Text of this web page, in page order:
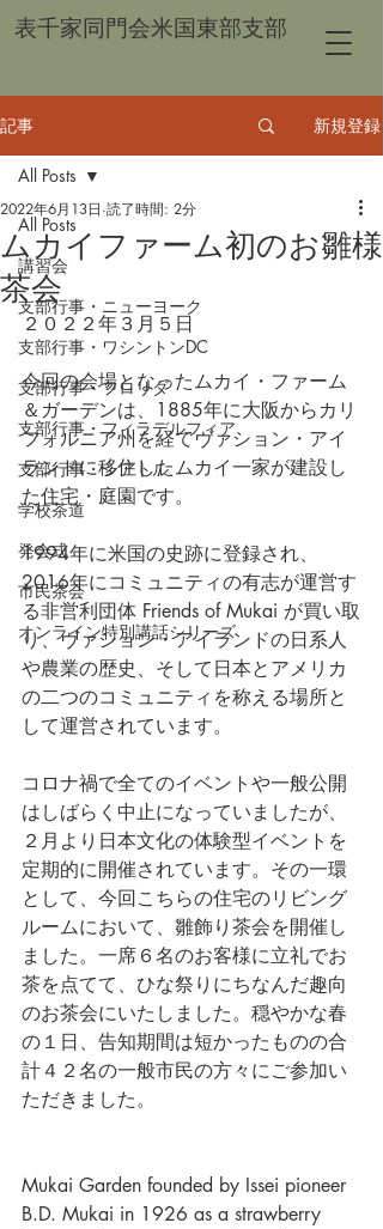
表千家同門会米国東部支部
記事 新規登録
All Posts
講習会
支部行事・ニューヨーク
支部行事・ワシントンDC
支部行事・フロリダ
支部行事・フィラデルフィア
支部行事・シアトル
学校茶道
発会式
市民茶会
オンライン特別講話シリーズ
All Posts
ムカイファーム初のお雛様
茶会
2022年6月13日 読了時間: 2分
２０２２年３月５日
今回の会場となったムカイ・ファーム
＆ガーデンは、1885年に大阪からカリ
フォルニア州を経てヴァション・アイ
ランドに移住したムカイ一家が建設し
た住宅・庭園です。
1994年に米国の史跡に登録され、
2016年にコミュニティの有志が運営す
る非営利団体 Friends of Mukai が買い取
り、ヴァション・アイランドの日系人
や農業の歴史、そして日本とアメリカ
の二つのコミュニティを称える場所と
して運営されています。
コロナ禍で全てのイベントや一般公開
はしばらく中止になっていましたが、
２月より日本文化の体験型イベントを
定期的に開催されています。その一環
として、今回こちらの住宅のリビング
ルームにおいて、雛飾り茶会を開催し
ました。一席６名のお客様に立礼でお
茶を点てて、ひな祭りにちなんだ趣向
のお茶会にいたしました。穏やかな春
の１日、告知期間は短かったものの合
計４２名の一般市民の方々にご参加い
ただきました。
Mukai Garden founded by Issei pioneer
B.D. Mukai in 1926 as a strawberry